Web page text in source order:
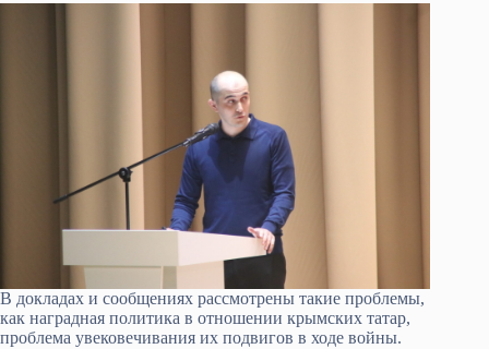
В докладах и сообщениях рассмотрены такие проблемы,
как наградная политика в отношении крымских татар,
проблема увековечивания их подвигов в ходе войны.